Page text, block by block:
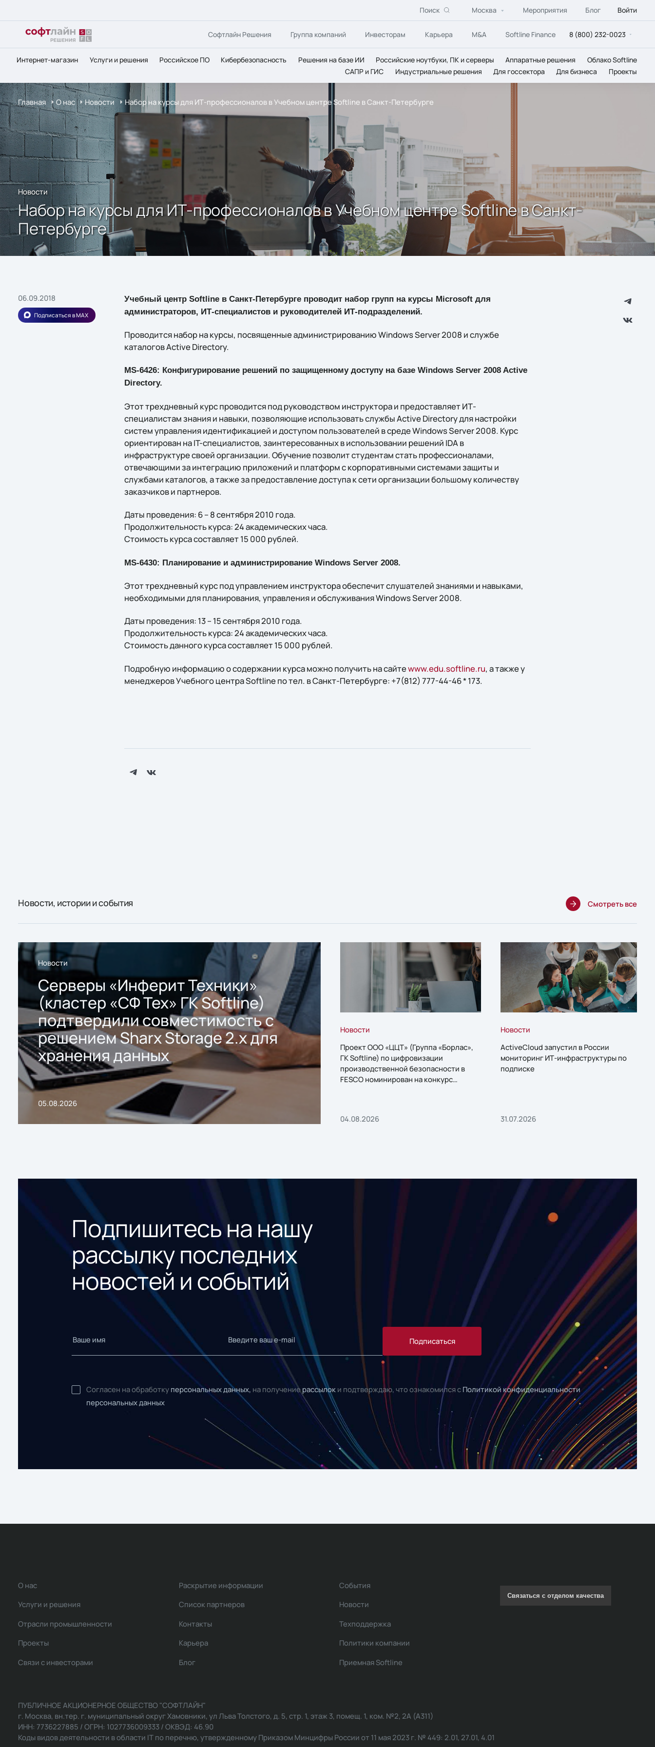
Поиск Москва Мероприятия Блог Войти
Софтлайн Решения Группа компаний Инвесторам Карьера M&A Softline Finance 8 (800) 232-0023
Интернет-магазин Услуги и решения Российское ПО Кибербезопасность Решения на базе ИИ Российские ноутбуки, ПК и серверы Аппаратные решения
Облако Softline
САПР и ГИС
Индустриальные решения Для госсектора Для бизнеса Проекты
Главная О нас Новости Набор на курсы для ИТ-профессионалов в Учебном центре Softline в Санкт-Петербурге
Новости
Набор на курсы для ИТ-профессионалов в Учебном центре Softline в Санкт-
Петербурге
06.09.2018
Подписаться в MAX
Учебный центр Softline в Санкт-Петербурге проводит набор групп на курсы Microsoft для
администраторов, ИТ-специалистов и руководителей ИТ-подразделений.
Проводится набор на курсы, посвященные администрированию Windows Server 2008 и службе
каталогов Active Directory.
MS-6426: Конфигурирование решений по защищенному доступу на базе Windows Server 2008 Active
Directory.
Этот трехдневный курс проводится под руководством инструктора и предоставляет ИТ-
специалистам знания и навыки, позволяющие использовать службы Active Directory для настройки
систем управления идентификацией и доступом пользователей в среде Windows Server 2008. Курс
ориентирован на IT-специалистов, заинтересованных в использовании решений IDA в
инфраструктуре своей организации. Обучение позволит студентам стать профессионалами,
отвечающими за интеграцию приложений и платформ с корпоративными системами защиты и
службами каталогов, а также за предоставление доступа к сети организации большому количеству
заказчиков и партнеров.
Даты проведения: 6 – 8 сентября 2010 года.
Продолжительность курса: 24 академических часа.
Стоимость курса составляет 15 000 рублей.
MS-6430: Планирование и администрирование Windows Server 2008.
Этот трехдневный курс под управлением инструктора обеспечит слушателей знаниями и навыками,
необходимыми для планирования, управления и обслуживания Windows Server 2008.
Даты проведения: 13 – 15 сентября 2010 года.
Продолжительность курса: 24 академических часа.
Стоимость данного курса составляет 15 000 рублей.
Подробную информацию о содержании курса можно получить на сайтеwww.edu.softline.ru, а также у
менеджеров Учебного центра Softline по тел. в Санкт-Петербурге: +7(812) 777-44-46 * 173.
Новости, истории и события Смотреть все
Новости
Серверы «Инферит Техники»
(кластер «СФ Тех» ГК Softline)
подтвердили совместимость с
решением Sharx Storage 2.x для
хранения данных
05.08.2026
Новости
Проект ООО «ЦЦТ» (Группа «Борлас»,
ГК Softline) по цифровизации
производственной безопасности в
FESCO номинирован на конкурс
04.08.2026
Новости
ActiveCloud запустил в России
мониторинг ИТ-инфраструктуры по
подписке
31.07.2026
Подпишитесь на нашу
рассылку последних
новостей и событий
Подписаться
Согласен на обработку персональных данных, на получениерассылок и подтверждаю, что ознакомился с Политикой конфиденциальности
персональных данных
О нас
Услуги и решения
Отрасли промышленности
Проекты
Связи с инвесторами
Раскрытие информации
Список партнеров
Контакты
Карьера
Блог
События
Новости
Техподдержка
Политики компании
Приемная Softline
Связаться с отделом качества
ПУБЛИЧНОЕ АКЦИОНЕРНОЕ ОБЩЕСТВО "СОФТЛАЙН"
г. Москва, вн.тер. г. муниципальный округ Хамовники, ул Льва Толстого, д. 5, стр. 1, этаж 3, помещ. 1, ком. №2, 2А (А311)
ИНН: 7736227885 / ОГРН: 1027736009333 / ОКВЭД: 46.90
Коды видов деятельности в области IT по перечню, утвержденному Приказом Минцифры России от 11 мая 2023 г. № 449: 2.01, 27.01, 4.01